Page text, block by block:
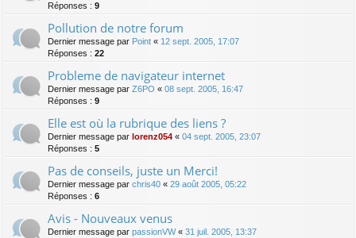
Réponses : 9
Pollution de notre forum
Dernier message par Point « 12 sept. 2005, 17:07
Réponses : 22
Probleme de navigateur internet
Dernier message par Z6PO « 08 sept. 2005, 16:47
Réponses : 9
Elle est où la rubrique des liens ?
Dernier message par lorenz054 « 04 sept. 2005, 23:07
Réponses : 5
Pas de conseils, juste un Merci!
Dernier message par chris40 « 29 août 2005, 05:22
Réponses : 6
Avis - Nouveaux venus
Dernier message par passionVW« 31 juil. 2005, 13:37